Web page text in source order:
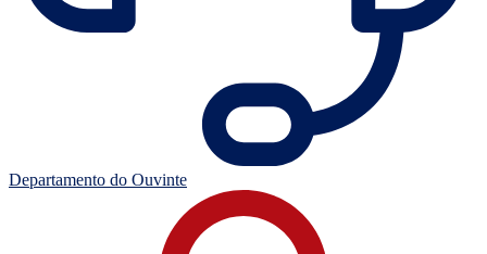
Departamento do Ouvinte